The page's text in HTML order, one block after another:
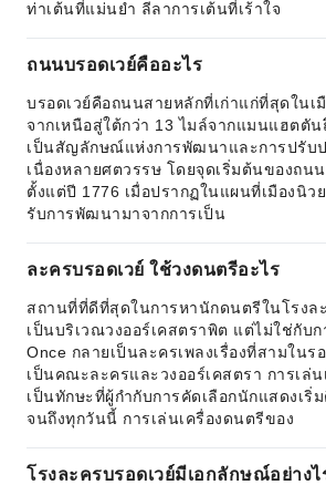
ท่าเต้นที่แม่นยำ ลีลาการเต้นที่เร้าใจ
ถนนบรอดเวย์คืออะไร
บรอดเวย์คือถนนสายหลักที่เก่าแก่ที่สุดในเ
จากเหนือสู่ใต้กว่า 13 ไมล์จากแมนแฮตตั
เป็นสัญลักษณ์แห่งการพัฒนาและการปรับป
เนื่องหลายศตวรรษ โดยจุดเริ่มต้นของถน
ตั้งแต่ปี 1776 เมื่อปรากฏในแผนที่เมืองนิว
รับการพัฒนามาจากการเป็น
ละครบรอดเวย์ ใช้วงดนตรีอะไร
สถานที่ที่ดีที่สุดในการหานักดนตรีในโรงล
เป็นบริเวณวงออร์เคสตราพิต แต่ไม่ใช่กับ
Once กลายเป็นละครเพลงเรื่องที่สามใน
เป็นคณะละครและวงออร์เคสตรา การเล่
เป็นทักษะที่ผู้กำกับการคัดเลือกนักแสดงเริ่
จนถึงทุกวันนี้ การเล่นเครื่องดนตรีของ
โรงละครบรอดเวย์มีเอกลักษณ์อย่างไ